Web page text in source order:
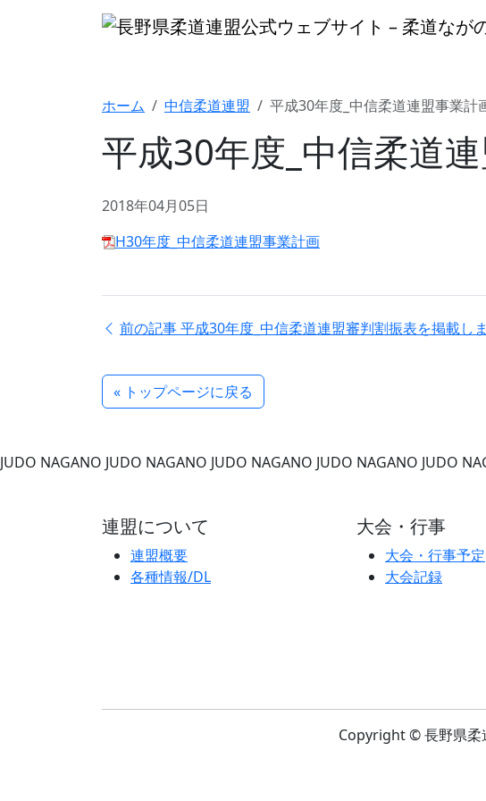
ホーム 中信柔道連盟 平成30年度_中信柔道連盟事業計
平成30年度_中信柔道
2018年04月05日
H30年度_中信柔道連盟事業計画
前の記事平成30年度_中信柔道連盟審判割振表を掲載し
« トップページに戻る
JUDO NAGANO JUDO NAGANO JUDO NAGANO JUDO NAGANO JUDO
連盟について
連盟概要
各種情報/DL
大会・行事
大会・行事予定
大会記録
Copyright © 長野県柔